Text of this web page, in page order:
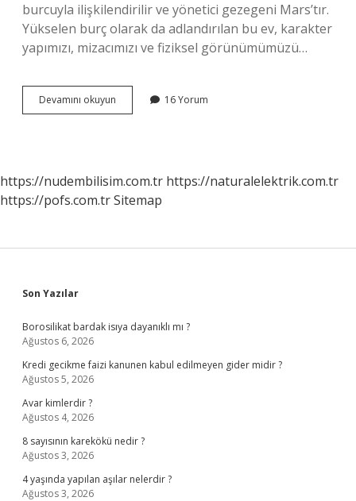
burcuyla ilişkilendirilir ve yönetici gezegeni Mars’tır.
Yükselen burç olarak da adlandırılan bu ev, karakter
yapımızı, mizacımızı ve fiziksel görünümümüzü…
Devamını okuyun
Ev
16 Yorum
https://nudembilisim.com.tr https://naturalelektrik.com.tr
https://pofs.com.trSitemap
Sidebar
Son Yazılar
Borosilikat bardak isıya dayanıklı mı ?
Ağustos 6, 2026
Kredi gecikme faizi kanunen kabul edilmeyen gider midir ?
Ağustos 5, 2026
Avar kimlerdir ?
Ağustos 4, 2026
8 sayısının karekökü nedir ?
Ağustos 3, 2026
4 yaşında yapılan aşılar nelerdir ?
Ağustos 3, 2026